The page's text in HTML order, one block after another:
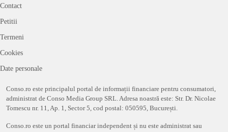
Contact
Petitii
Termeni
Cookies
Date personale
Conso.ro este principalul portal de informații financiare pentru consumatori,
administrat de Conso Media Group SRL. Adresa noastră este: Str. Dr. Nicolae
Tomescu nr. 11, Ap. 1, Sector 5, cod postal: 050595, București.
Conso.ro este un portal financiar independent și nu este administrat sau